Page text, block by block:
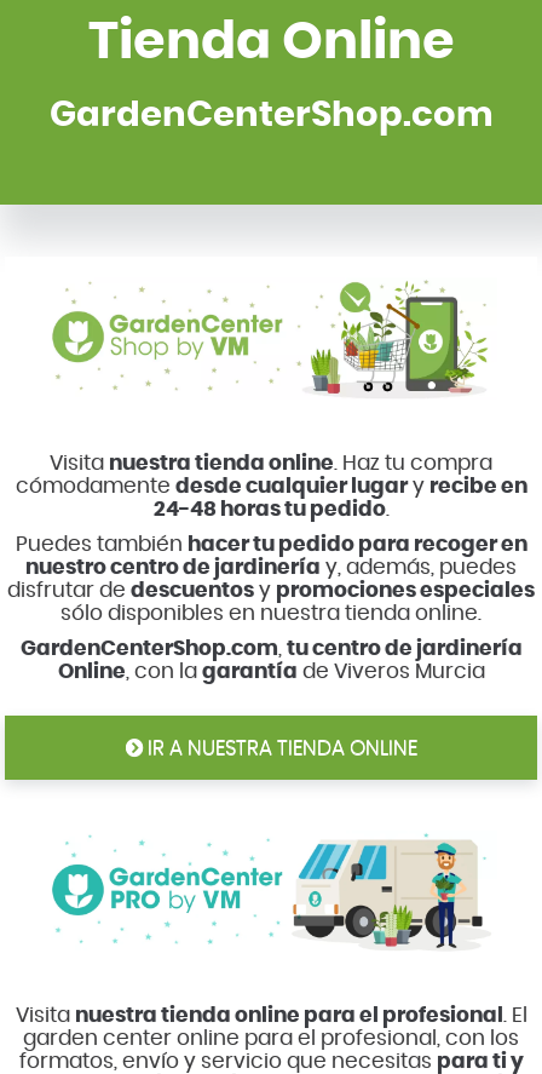
Tienda Online
GardenCenterShop.com
Visita nuestra tienda online . Haz tu compra
cómodamente desde cualquier lugary recibe en
24-48 horas tu pedido.
Puedes también hacer tu pedido para recoger en
nuestro centro de jardinería y, además, puedes
disfrutar de descuentos y promociones especiales
sólo disponibles en nuestra tienda online.
GardenCenterShop.com tu centro de jardinería
Online , con la garantía de Viveros Murcia
IR A NUESTRA TIENDA ONLINE
Visita nuestra tienda online para el profesional . El
garden center online para el profesional, con los
formatos, envío y servicio que necesitas para ti y